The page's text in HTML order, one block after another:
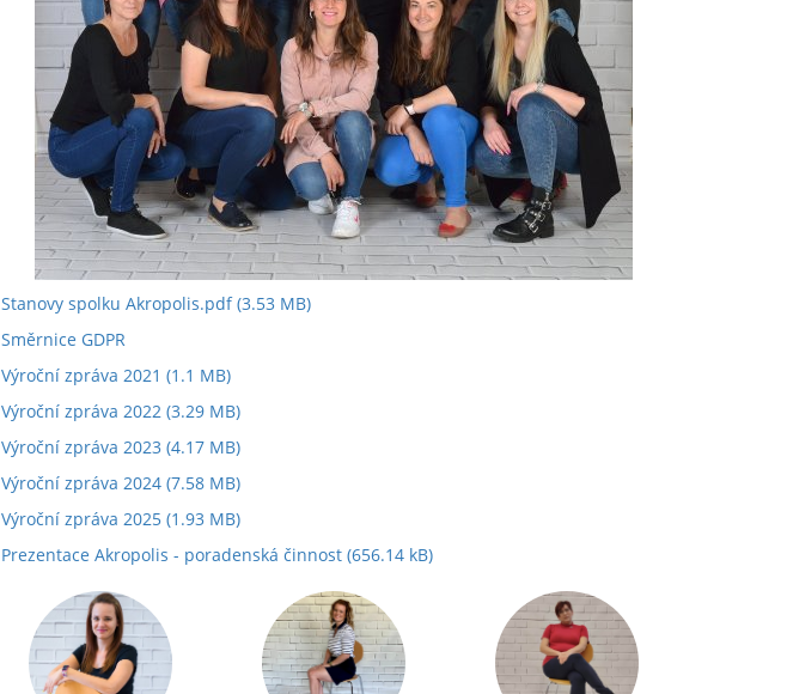
Stanovy spolku Akropolis.pdf(3.53 MB)
Směrnice GDPR
Výroční zpráva 2021 (1.1 MB)
Výroční zpráva 2022 (3.29 MB)
Výroční zpráva 2023 (4.17 MB)
Výroční zpráva 2024 (7.58 MB)
Výroční zpráva 2025 (1.93 MB)
Prezentace Akropolis - poradenská činnost (656.14 kB)